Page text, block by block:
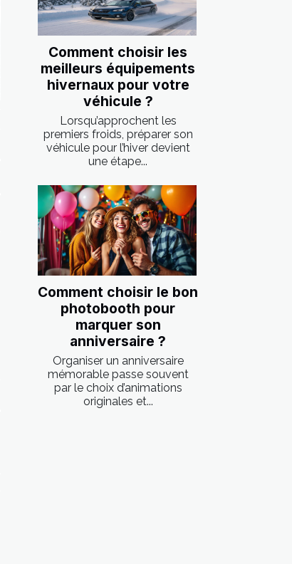
Comment choisir les
meilleurs équipements
hivernaux pour votre
véhicule ?
Lorsqu’approchent les
premiers froids, préparer son
véhicule pour l’hiver devient
une étape...
Comment choisir le bon
photobooth pour
marquer son
anniversaire ?
Organiser un anniversaire
mémorable passe souvent
par le choix d’animations
originales et...